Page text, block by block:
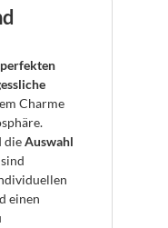
perfekten
Charme
die Auswahl
sind